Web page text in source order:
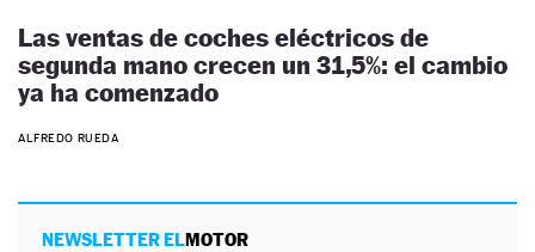
Las ventas de coches eléctricos de
segunda mano crecen un 31,5%: el cambio
ya ha comenzado
ALFREDO RUEDA
NEWSLETTER ELMOTOR